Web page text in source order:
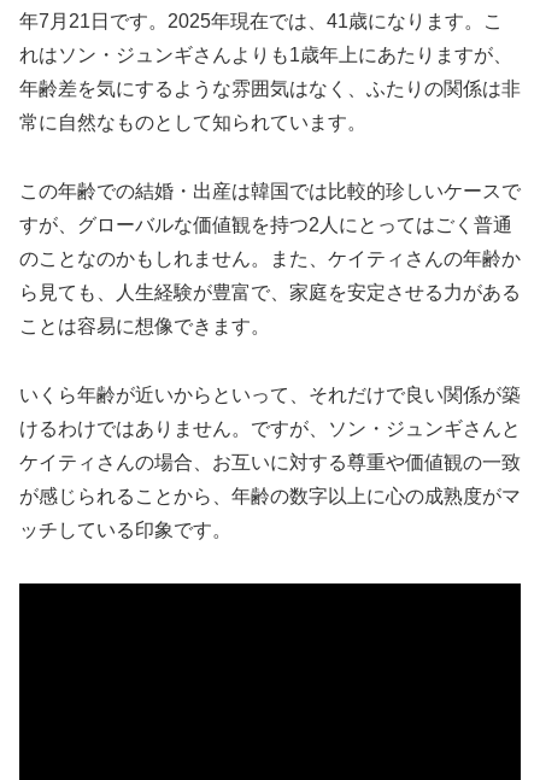
年7月21日です。2025年現在では、41歳になります。こ
れはソン・ジュンギさんよりも1歳年上にあたりますが、
年齢差を気にするような雰囲気はなく、ふたりの関係は非
常に自然なものとして知られています。
この年齢での結婚・出産は韓国では比較的珍しいケースで
すが、グローバルな価値観を持つ2人にとってはごく普通
のことなのかもしれません。また、ケイティさんの年齢か
ら見ても、人生経験が豊富で、家庭を安定させる力がある
ことは容易に想像できます。
いくら年齢が近いからといって、それだけで良い関係が築
けるわけではありません。ですが、ソン・ジュンギさんと
ケイティさんの場合、お互いに対する尊重や価値観の一致
が感じられることから、年齢の数字以上に心の成熟度がマ
ッチしている印象です。